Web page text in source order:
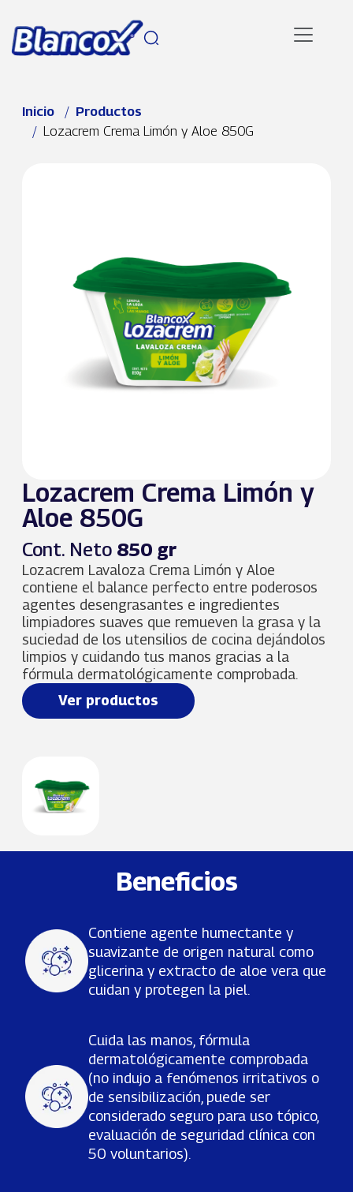
Ruta de navegación
Inicio
Productos
Lozacrem Crema Limón y Aloe 850G
Lozacrem Crema Limón y
Aloe 850G
Cont. Neto 850 gr
Lozacrem Lavaloza Crema Limón y Aloe
contiene el balance perfecto entre poderosos
agentes desengrasantes e ingredientes
limpiadores suaves que remueven la grasa y la
suciedad de los utensilios de cocina dejándolos
limpios y cuidando tus manos gracias a la
fórmula dermatológicamente comprobada.
Ver productos
Beneficios
Contiene agente humectante y
suavizante de origen natural como
glicerina y extracto de aloe vera que
cuidan y protegen la piel.
Cuida las manos, fórmula
dermatológicamente comprobada
(no indujo a fenómenos irritativos o
de sensibilización, puede ser
considerado seguro para uso tópico,
evaluación de seguridad clínica con
50 voluntarios).